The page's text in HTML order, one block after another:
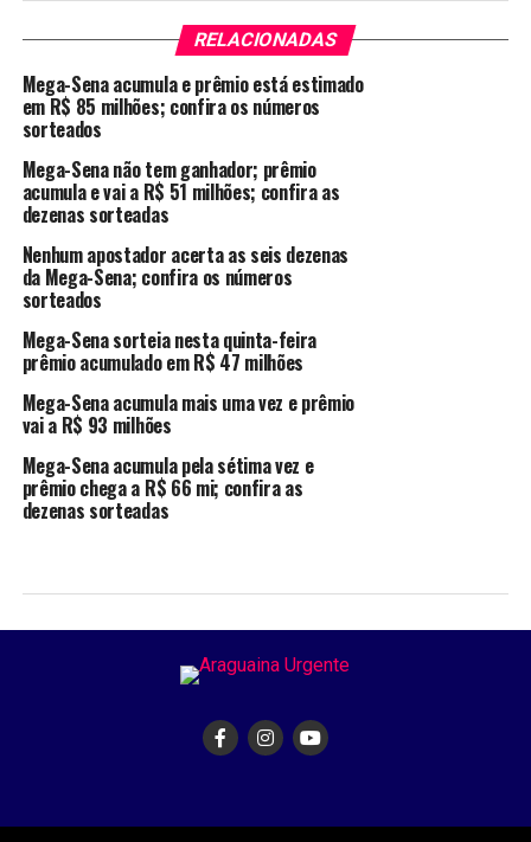
RELACIONADAS
Mega-Sena acumula e prêmio está estimado
em R$ 85 milhões; confira os números
sorteados
Mega-Sena não tem ganhador; prêmio
acumula e vai a R$ 51 milhões; confira as
dezenas sorteadas
Nenhum apostador acerta as seis dezenas
da Mega-Sena; confira os números
sorteados
Mega-Sena sorteia nesta quinta-feira
prêmio acumulado em R$ 47 milhões
Mega-Sena acumula mais uma vez e prêmio
vai a R$ 93 milhões
Mega-Sena acumula pela sétima vez e
prêmio chega a R$ 66 mi; confira as
dezenas sorteadas